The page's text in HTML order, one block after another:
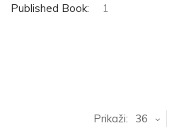
Published Book: 1
Prikaži: 36